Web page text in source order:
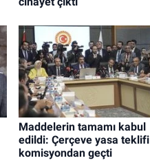
Maddelerin tamamı kabul
edildi: Çerçeve yasa teklifi
komisyondan geçti